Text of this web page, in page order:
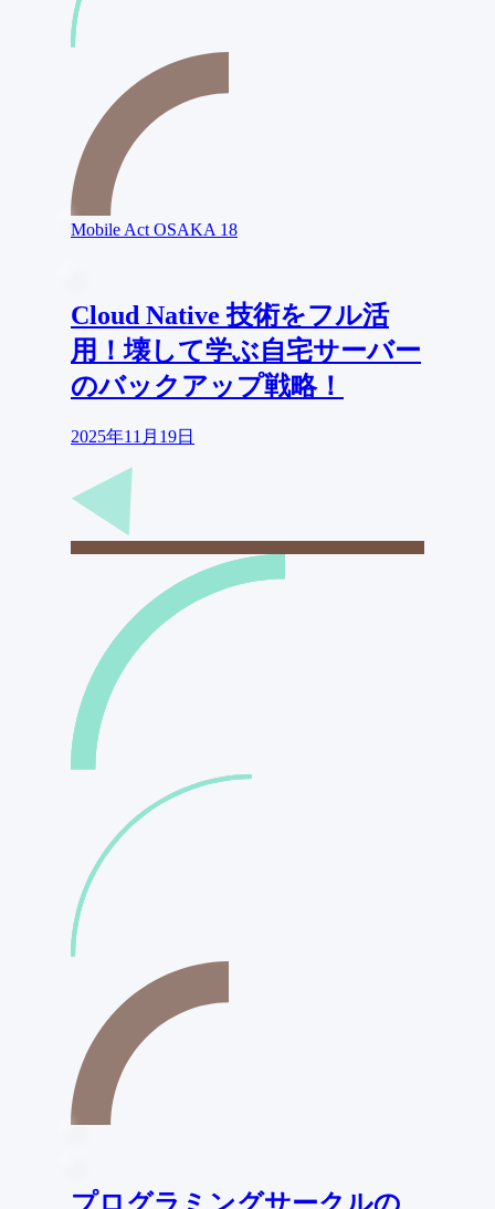
Mobile Act OSAKA 18
Cloud Native 技術をフル活
用！壊して学ぶ自宅サーバー
のバックアップ戦略！
2025年11月19日